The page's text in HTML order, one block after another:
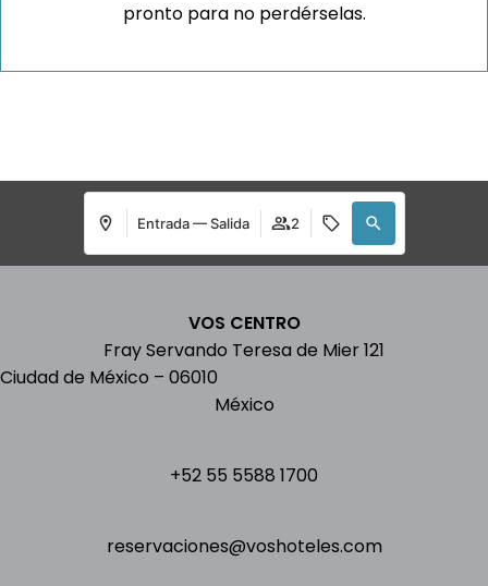
pronto para no perdérselas.
Entrada — Salida 2
VOS CENTRO
Fray Servando Teresa de Mier 121
Ciudad de México – 06010
México
+52 55 5588 1700
reservaciones@voshoteles.com